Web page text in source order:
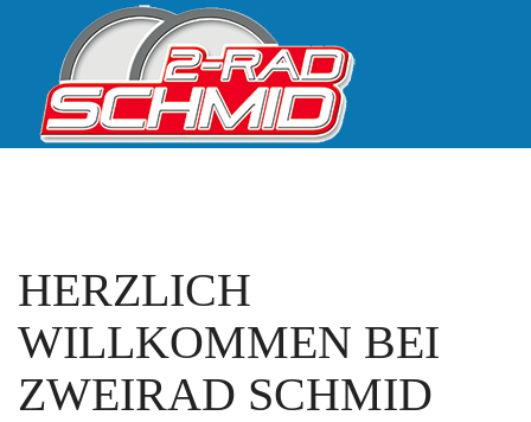
HERZLICH
WILLKOMMEN BEI
ZWEIRAD SCHMID